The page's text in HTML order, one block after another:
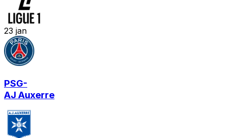
23 jan
PSG-
AJ Auxerre